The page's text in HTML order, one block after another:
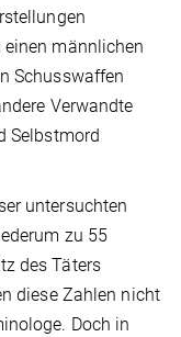
männlichen
Schusswaffen
Verwandte
Selbstmord
untersuchten
zu 55
des Täters
diese Zahlen nicht
Doch in